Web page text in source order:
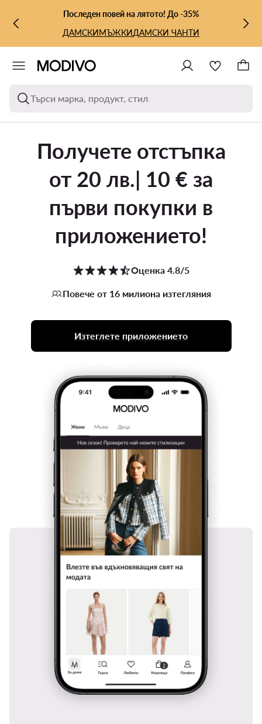
КЪМ ОСНОВНОТО СЪДЪРЖАНИЕ
КЪМ ТЪРСЕНЕПоследен повей на лятото! До -35%
ДАМСКИМЪЖКИДАМСКИ ЧАНТИ
Търси марка, продукт, стил
Получете отстъпка
от 20 лв.| 10 € за
първи покупки в
приложението!
Оценка 4.8/5
Повече от 16 милиона изтегляния
Изтеглете приложението